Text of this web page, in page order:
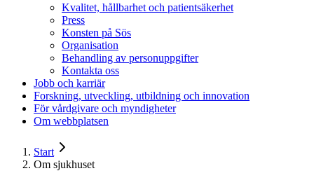
Kvalitet, hållbarhet och patientsäkerhet
Press
Konsten på Sös
Organisation
Behandling av personuppgifter
Kontakta oss
Jobb och karriär
Forskning, utveckling, utbildning och innovation
För vårdgivare och myndigheter
Om webbplatsen
Start
Om sjukhuset